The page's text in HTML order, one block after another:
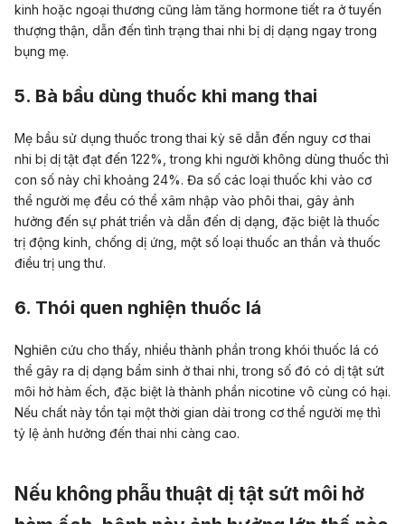
kinh hoặc ngoại thương cũng làm tăng hormone tiết ra ở tuyến
thượng thận, dẫn đến tình trạng thai nhi bị dị dạng ngay trong
bụng mẹ.
5. Bà bầu dùng thuốc khi mang thai
Mẹ bầu sử dụng thuốc trong thai kỳ sẽ dẫn đến nguy cơ thai
nhi bị dị tật đạt đến 122%, trong khi người không dùng thuốc thì
con số này chỉ khoảng 24%. Đa số các loại thuốc khi vào cơ
thể người mẹ đều có thể xâm nhập vào phôi thai, gây ảnh
hưởng đến sự phát triển và dẫn đến dị dạng, đặc biệt là thuốc
trị động kinh, chống dị ứng, một số loại thuốc an thần và thuốc
điều trị ung thư.
6. Thói quen nghiện thuốc lá
Nghiên cứu cho thấy, nhiều thành phần trong khói thuốc lá có
thể gây ra dị dạng bẩm sinh ở thai nhi, trong số đó có dị tật sứt
môi hở hàm ếch, đặc biệt là thành phần nicotine vô cùng có hại.
Nếu chất này tồn tại một thời gian dài trong cơ thể người mẹ thì
tỷ lệ ảnh hưởng đến thai nhi càng cao.
Nếu không phẫu thuật dị tật sứt môi hở